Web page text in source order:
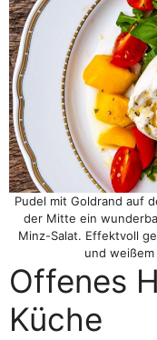
Pudel mit Goldrand auf
der Mitte ein
Minz-Salat. Effektvoll
und
Offenes
Küche